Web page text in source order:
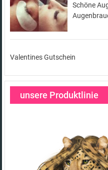
Schöne
Valentines Gutschein
unsere Produktlinie